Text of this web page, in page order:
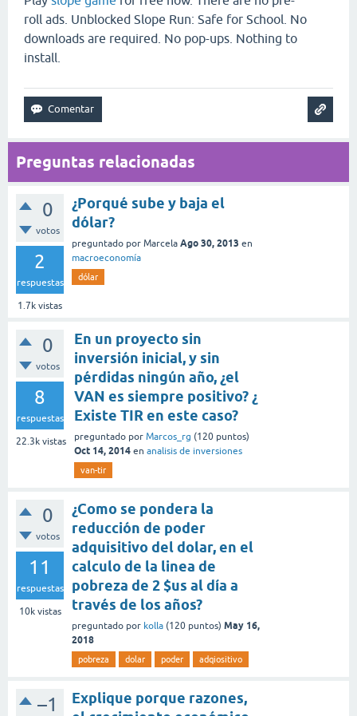
roll ads. Unblocked Slope Run: Safe for School. No
downloads are required. No pop-ups. Nothing to
install.
Preguntas relacionadas
0
votos
2
respuestas
1.7k vistas
¿Porqué sube y baja el
dólar?
preguntado por Marcela Ago 30, 2013 en
macroeconomía
dólar
0
votos
8
respuestas
22.3k vistas
En un proyecto sin
inversión inicial, y sin
pérdidas ningún año, ¿el
VAN es siempre positivo? ¿
Existe TIR en este caso?
preguntado por Marcos_rg (120 puntos)
Oct 14, 2014 en analisis de inversiones
van-tir
0
votos
11
respuestas
10kvistas
¿Como se pondera la
reducción de poder
adquisitivo del dolar, en el
calculo de la linea de
pobreza de 2 $us al día a
través de los años?
preguntado por kolla (120 puntos) May 16,
2018
pobreza dolar poder adqiositivo
–1
Explique porque razones,